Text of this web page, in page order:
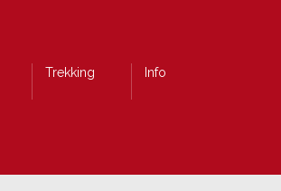
Trekking Info